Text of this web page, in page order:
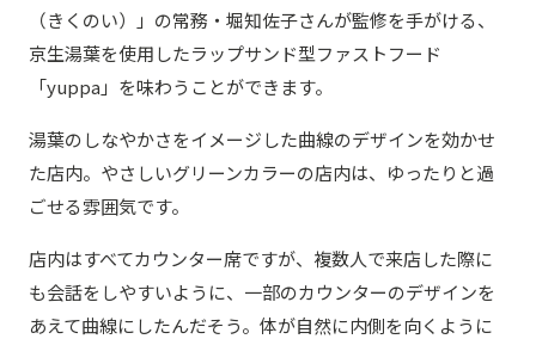
（きくのい）」の常務・堀知佐子さんが監修を手がける、
京生湯葉を使用したラップサンド型ファストフード
「yuppa」を味わうことができます。
湯葉のしなやかさをイメージした曲線のデザインを効かせ
た店内。やさしいグリーンカラーの店内は、ゆったりと過
ごせる雰囲気です。
店内はすべてカウンター席ですが、複数人で来店した際に
も会話をしやすいように、一部のカウンターのデザインを
あえて曲線にしたんだそう。体が自然に内側を向くように